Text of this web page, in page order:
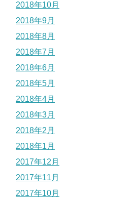
2018年10月
2018年9月
2018年8月
2018年7月
2018年6月
2018年5月
2018年4月
2018年3月
2018年2月
2018年1月
2017年12月
2017年11月
2017年10月